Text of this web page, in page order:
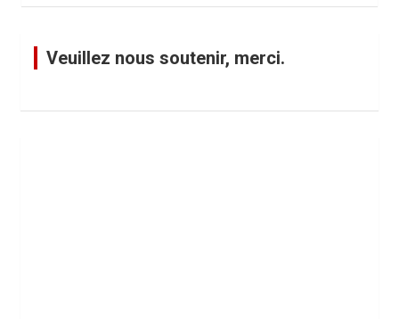
Veuillez nous soutenir, merci.